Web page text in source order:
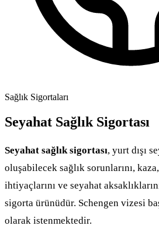
Sağlık Sigortaları
Seyahat Sağlık Sigortası
Seyahat sağlık sigortası, yurt dışı
oluşabilecek sağlık sorunlarını,
ihtiyaçlarını ve seyahat
sigorta ürünüdür. Schengen vizesi
olarak istenmektedir.